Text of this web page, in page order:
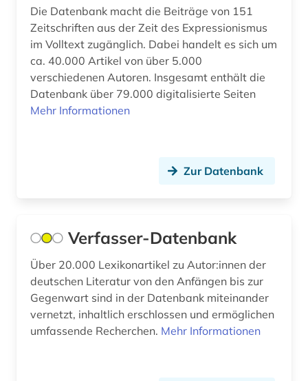
geschichte 1517-1925 (1)
geschichte 1552-1802 (1)
geschichte 1600-1930 (1)
geschichte 1700-1980 (1)
geschichte 1750-1848 (1)
geschichte 1750-1850 (1)
geschichte 1770-1785 (1)
geschichte 1786-1805 (1)
Tuerkei (1)
USA (1)
Ukraine (2)
Die Datenbank macht die Beiträge von 151
Zeitschriften aus der Zeit des Expressionismus
im Volltext zugänglich. Dabei handelt es sich um
ca. 40.000 Artikel von über 5.000
verschiedenen Autoren. Insgesamt enthält die
Datenbank über 79.000 digitalisierte Seiten
Mehr Informationen
Zur Datenbank
Verfasser-Datenbank
Über 20.000 Lexikonartikel zu Autor:innen der
deutschen Literatur von den Anfängen bis zur
Gegenwart sind in der Datenbank miteinander
vernetzt, inhaltlich erschlossen und ermöglichen
umfassende Recherchen. Mehr Informationen